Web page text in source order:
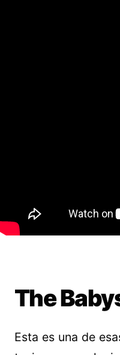
The
Esta es una de